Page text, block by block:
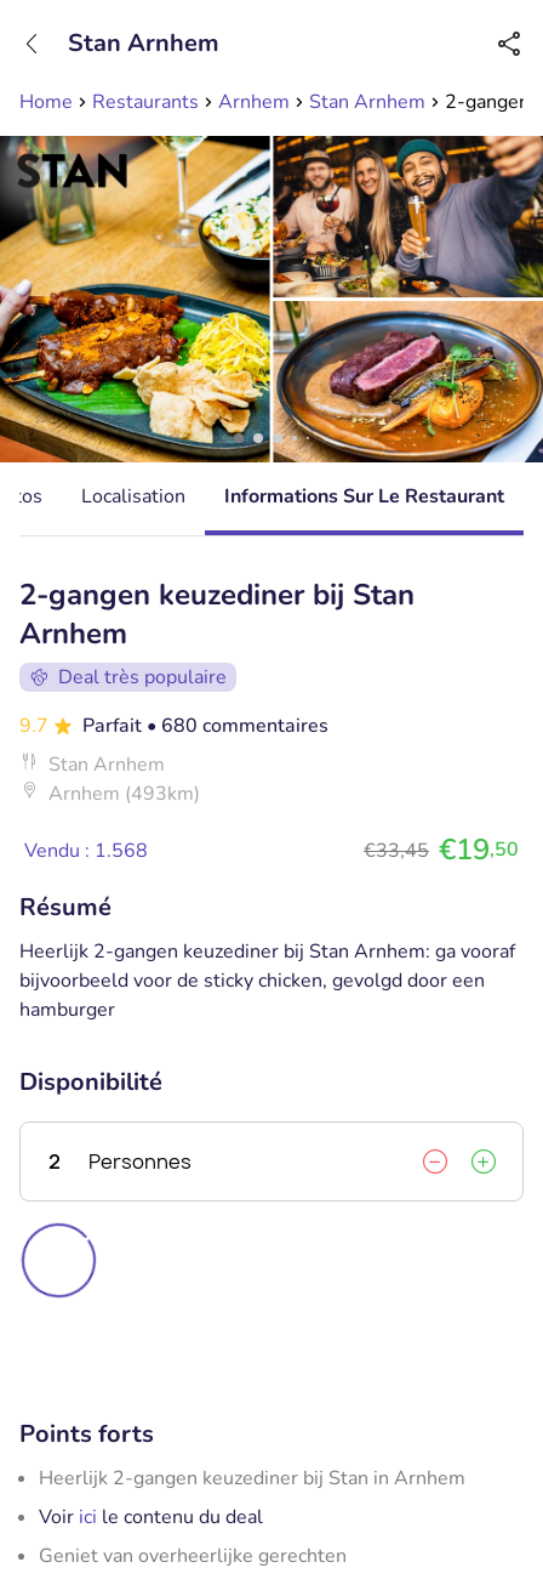
Disponible jusqu'à 23:00 heures
Home Restaurants Arnhem Stan Arnhem 2-gangen
Stan Arnhem
Localisation Informations Sur Le Restaurant
2-gangen keuzediner bij Stan
Arnhem
Deal très populaire
9.7
Parfait • 680 commentaires
Stan Arnhem
Arnhem (493km)
Vendu : 1.568 €33,45 €19,50
Résumé
Heerlijk 2-gangen keuzediner bij Stan Arnhem: ga vooraf
bijvoorbeeld voor de sticky chicken, gevolgd door een
hamburger
Disponibilité
2 Personnes
Points forts
Heerlijk 2-gangen keuzediner bij Stan in Arnhem
Voir ici le contenu du deal
Geniet van overheerlijke gerechten